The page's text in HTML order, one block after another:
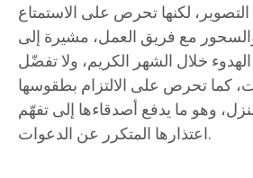
لكنها تحرص على الاستمتاع
مع فريق العمل، مشيرة إلى
الهدوء خلال الشهر الكريم، ولا تفضّل
كما تحرص على الالتزام بطقوسها
وهو ما يدفع أصدقاءها إلى تفهّم
اعتذارها المتكرر عن الدعوات.